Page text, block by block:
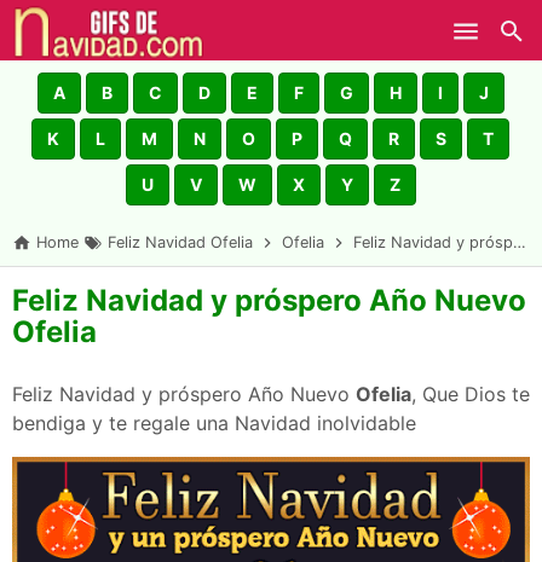
Skip to main content
A B C D E F G H I J
K L M N O P Q R S T
U V W X Y Z
Home Feliz Navidad Ofelia Ofelia Feliz Navidad y próspero Año Nuevo Ofelia
Feliz Navidad y próspero Año Nuevo
Ofelia
Feliz Navidad y próspero Año Nuevo Ofelia, Que Dios te
bendiga y te regale una Navidad inolvidable